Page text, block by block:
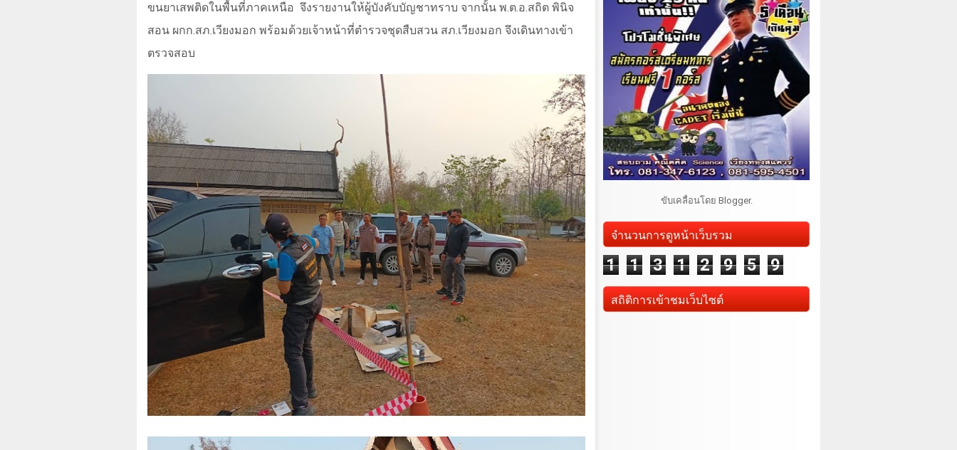
ขนยาเสพติดในพื้นที่ภาคเหนือ จึงรายงานให้ผู้บังคับบัญชาทราบ จากนั้น พ.ต.อ.สถิต พินิจ
สอน ผกก.สภ.เวียงมอก พร้อมด้วยเจ้าหน้าที่ตำรวจชุดสืบสวน สภ.เวียงมอก จึงเดินทางเข้า
ตรวจสอบ
ขับเคลื่อนโดย Blogger.
จำนวนการดูหน้าเว็บรวม
1 1 3 1 2 9 5 9
สถิติการเข้าชมเว็บไซต์